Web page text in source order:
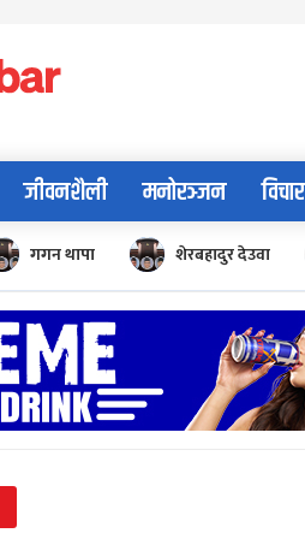
जीवनशैली मनोरञ्जन विचार
गगन थापा शेरबहादुर देउवा